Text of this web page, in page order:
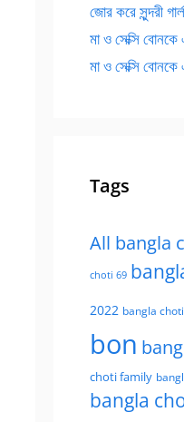
জোর করে সুন্দরী
মা ও সেক্সি
মা ও সেক্সি বোনকে
Tags
All bangla
choti 69
2022 bangla
bon
choti family
bangla